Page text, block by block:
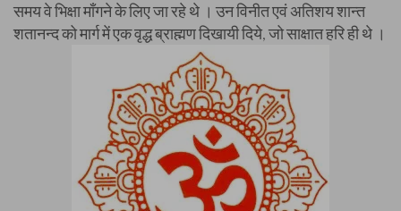
समय वे भिक्षा माँगने के लिए जा रहे थे । उन विनीत एवं अतिशय शान्त
शतानन्द को मार्ग में एक वृद्ध ब्राह्मण दिखायी दिये, जो साक्षात हरि ही थे ।